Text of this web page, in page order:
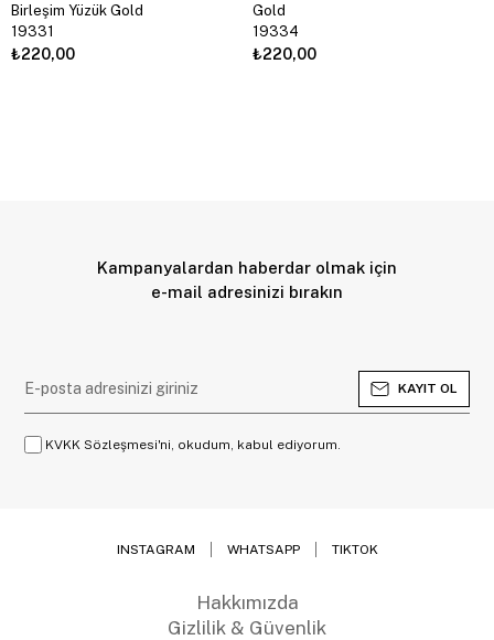
Birleşim Yüzük Gold
19331
₺220,00
Gold
19334
₺220,00
Kampanyalardan haberdar olmak için
e-mail adresinizi bırakın
KAYIT OL
KVKK Sözleşmesi'ni, okudum, kabul ediyorum.
INSTAGRAM WHATSAPP TIKTOK
Hakkımızda
Gizlilik & Güvenlik